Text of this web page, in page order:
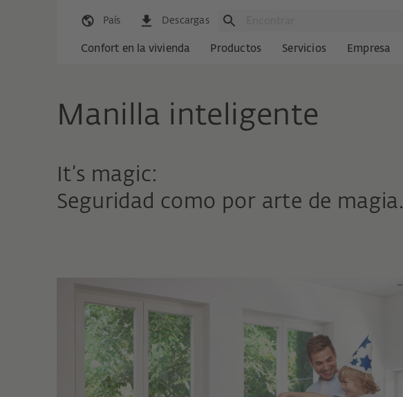
País Descargas
Confort en la vivienda Productos Servicios Empresa
Manilla inteligente
It’s magic:
Seguridad como por arte de magia.